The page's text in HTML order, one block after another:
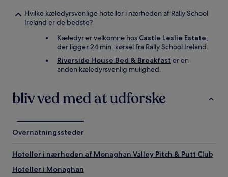
Hvilke kæledyrsvenlige hoteller i nærheden af Rally School
Ireland er de bedste?
Kæledyr er velkomne hos Castle Leslie Estate,
der ligger 24 min. kørsel fra Rally School Ireland.
Riverside House Bed & Breakfast er en
anden kæledyrsvenlig mulighed.
bliv ved med at udforske
Overnatningssteder
Hoteller i nærheden af Monaghan Valley Pitch & Putt Club
Hoteller i Monaghan